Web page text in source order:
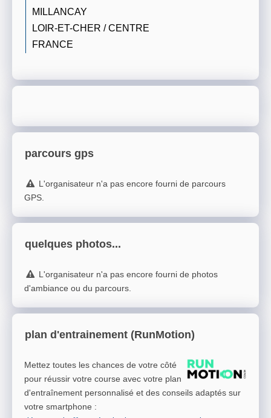
MILLANCAY
LOIR-ET-CHER / CENTRE
FRANCE
parcours gps
L'organisateur n'a pas encore fourni de parcours
GPS.
quelques photos...
L'organisateur n'a pas encore fourni de photos
d'ambiance ou du parcours.
plan d'entrainement (RunMotion)
Mettez toutes les chances de votre côté
pour réussir votre course avec votre plan
d'entraînement personnalisé et des conseils adaptés sur
votre smartphone :